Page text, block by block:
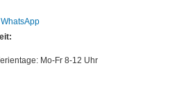
Mo-Fr 8-12 Uhr